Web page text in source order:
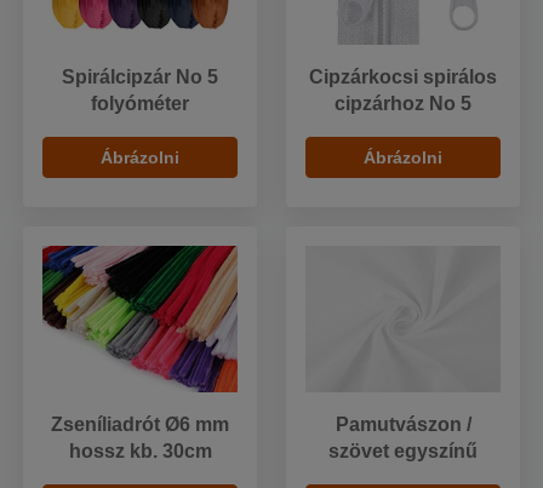
Spirálcipzár No 5
folyóméter
Ábrázolni
Cipzárkocsi spirálos
cipzárhoz No 5
Ábrázolni
Zseníliadrót Ø6 mm
hossz kb. 30cm
Pamutvászon /
szövet egyszínű